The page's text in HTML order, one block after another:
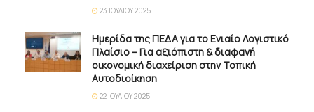
23 ΙΟΥΛΊΟΥ 2025
Ημερίδα της ΠΕΔΑ για το Ενιαίο Λογιστικό
Πλαίσιο – Για αξιόπιστη & διαφανή
οικονομική διαχείριση στην Τοπική
Αυτοδιοίκηση
22 ΙΟΥΛΊΟΥ 2025